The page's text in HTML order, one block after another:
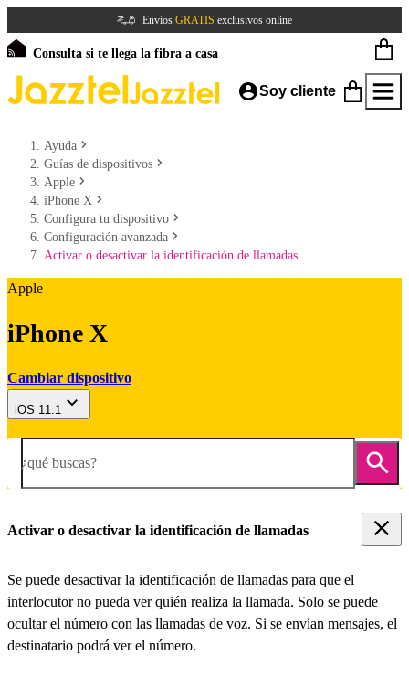
Envíos GRATIS exclusivos online
Consulta si te llega la fibra a casa
Soy cliente
Ayuda
Guías de dispositivos
Apple
iPhone X
Configura tu dispositivo
Configuración avanzada
Activar o desactivar la identificación de llamadas
Apple
iPhone X
Cambiar dispositivo
iOS 11.1
¿qué buscas?
Activar o desactivar la identificación de llamadas
Se puede desactivar la identificación de llamadas para que el
interlocutor no pueda ver quién realiza la llamada. Solo se puede
ocultar el número con las llamadas de voz. Si se envían mensajes, el
destinatario podrá ver el número.